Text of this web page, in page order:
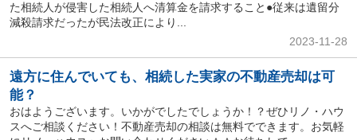
た相続人が侵害した相続人へ清算金を請求すること●従来は遺留分
減殺請求だったが民法改正により...
2023-11-28
遠方に住んでいても、相続した実家の不動産売却は可
能？
おはようございます。いかがでしたでしょうか！？ぜひリノ・ハウ
スへご相談ください！不動産売却の相談は無料でできます。お気軽